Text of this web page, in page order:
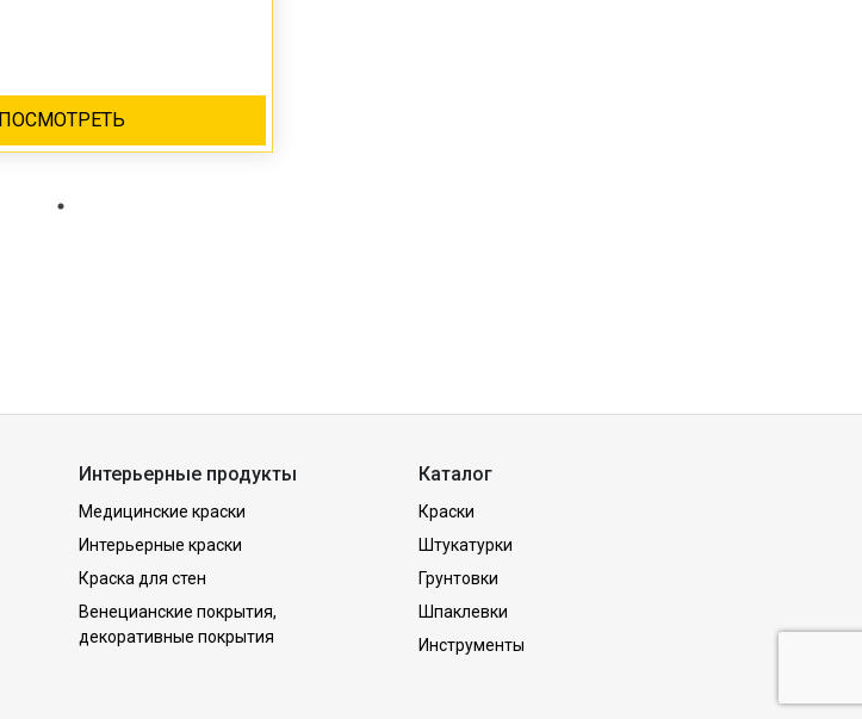
ПОСМОТРЕТЬ
Интерьерные продукты
Медицинские краски
Интерьерные краски
Краска для стен
Венецианские покрытия,
декоративные покрытия
Каталог
Краски
Штукатурки
Грунтовки
Шпаклевки
Инструменты